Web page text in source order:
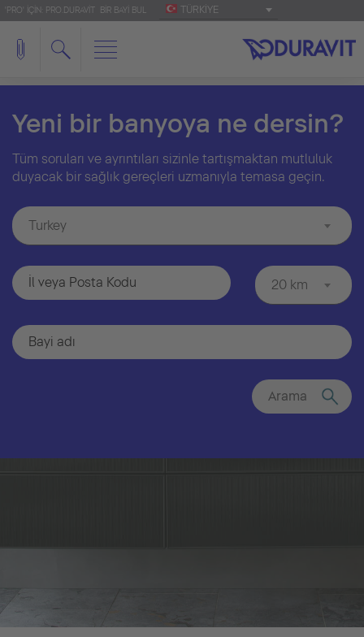
'PRO' IÇIN: PRO.DURAVIT BIR BAYI BUL TÜRKIYE
Yeni bir banyoya ne dersin?
Tüm soruları ve ayrıntıları sizinle tartışmaktan mutluluk
duyacak bir sağlık gereçleri uzmanıyla temasa geçin.
Turkey
20 km
Arama